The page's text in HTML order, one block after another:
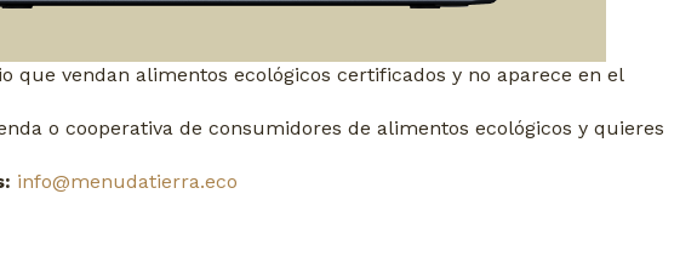
que vendan alimentos ecológicos certificados y no aparece en el
o cooperativa de consumidores de alimentos ecológicos y quieres
info@menudatierra.eco